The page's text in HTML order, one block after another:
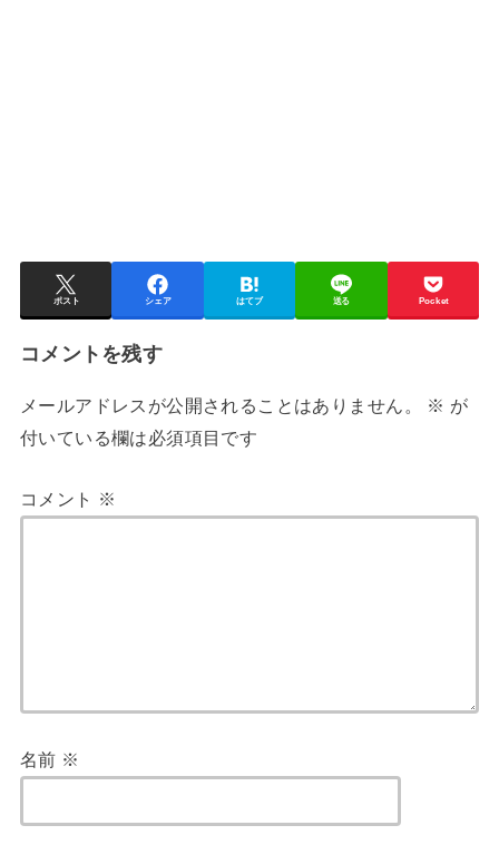
ポスト シェア はてブ 送る Pocket
コメントを残す
メールアドレスが公開されることはありません。 ※ が
付いている欄は必須項目です
コメント ※
名前 ※